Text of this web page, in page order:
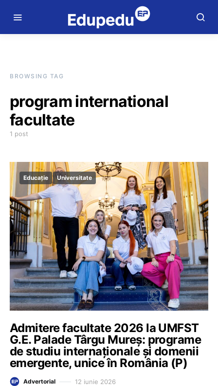
BROWSING TAG
program international
facultate
1 post
Educație Universitate
Admitere facultate 2026 la UMFST
G.E. Palade Târgu Mureș: programe
de studiu internaționale și domenii
emergente, unice în România (P)
Advertorial 12 iunie 2026